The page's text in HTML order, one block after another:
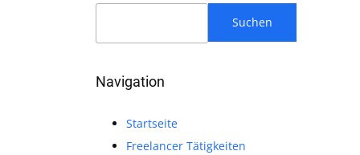
Suchen
Navigation
Startseite
Freelancer Tätigkeiten